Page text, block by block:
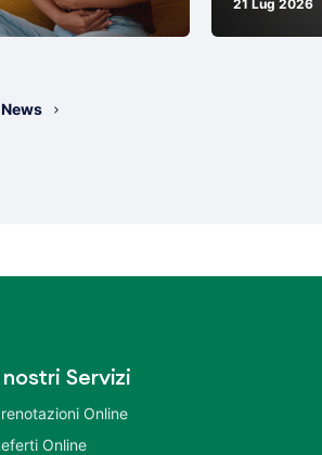
21 Lug 2026
I nostri Servizi
Online
Online